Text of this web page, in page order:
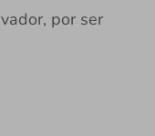
por ser